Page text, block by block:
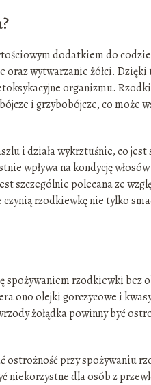
dodatkiem do
oraz wytwarzanie żółci.
organizmu.
i grzybobójcze, co może
i działa wykrztuśnie, co
wpływa na kondycję
szczególnie polecana ze
rzodkiewkę nie tylko
rzodkiewki bez
ono olejki gorczycowe i
żołądka powinny być
przy spożywaniu
niekorzystne dla osób z